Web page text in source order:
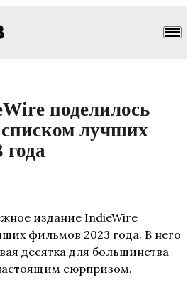
поделилось
лучших
издание IndieWire
фильмов 2023 года. В него
десятка для большинства
сюрпризом.